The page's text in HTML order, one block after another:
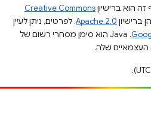
הוא ברישיוןCreative Commons
ברישיון Apache 2.0. לפרטים, ניתן לעיין
.‏ Java הוא סימן מסחרי רשום של